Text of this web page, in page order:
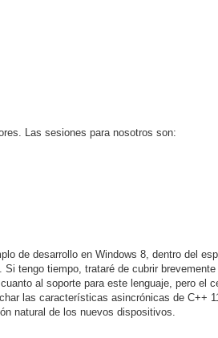
Las sesiones para nosotros son:
de desarrollo en Windows 8, dentro del
tengo tiempo, trataré de cubrir
al soporte para este lenguaje, pero el
las características asincrónicas de C++
natural de los nuevos dispositivos.